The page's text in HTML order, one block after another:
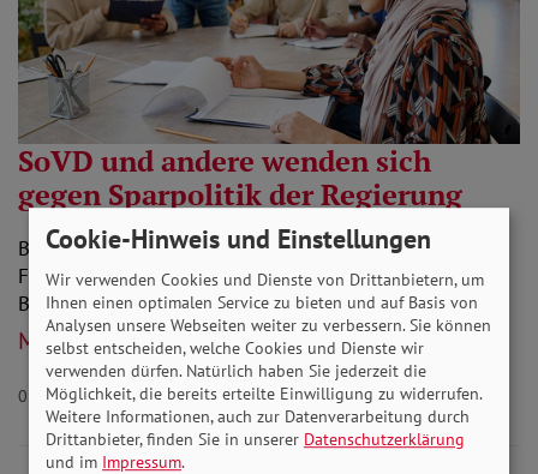
SoVD und andere wenden sich
gegen Sparpolitik der Regierung
Bündnis schreibt Brief an Fraktionsvorsitzende und
Finanzpolitiker, um für einen zukunftsfähigen
Bundeshaushalt zu werben.
Mehr lesen
01.11.2023
Cookie-Hinweis und Einstellungen
Wir verwenden Cookies und Dienste von Drittanbietern, um
Ihnen einen optimalen Service zu bieten und auf Basis von
Analysen unsere Webseiten weiter zu verbessern. Sie können
selbst entscheiden, welche Cookies und Dienste wir
verwenden dürfen. Natürlich haben Sie jederzeit die
Möglichkeit, die bereits erteilte Einwilligung zu widerrufen.
Weitere Informationen, auch zur Datenverarbeitung durch
Drittanbieter, finden Sie in unserer Datenschutzerklärung
und im Impressum.